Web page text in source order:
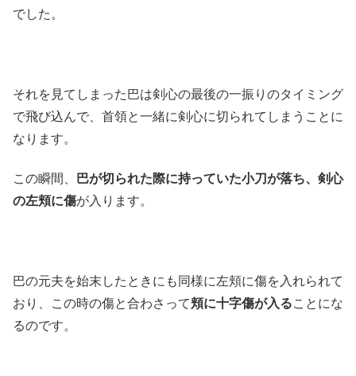
でした。
それを見てしまった巴は剣心の最後の一振りのタイミング
で飛び込んで、首領と一緒に剣心に切られてしまうことに
なります。
この瞬間、
巴が切られた際に持っていた小刀が落ち、剣心
の左頬に傷が入ります。
巴の元夫を始末したときにも同様に左頬に傷を入れられて
おり、この時の傷と合わさって頬に十字傷が入ることにな
るのです。